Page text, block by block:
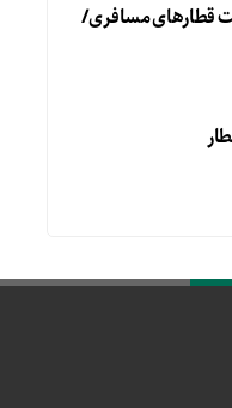
قطارهای مسافری/